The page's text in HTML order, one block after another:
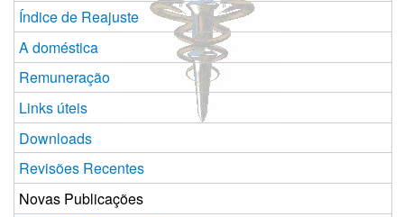
Índice de Reajuste
A doméstica
Remuneração
Links úteis
Downloads
Revisões Recentes
Novas Publicações